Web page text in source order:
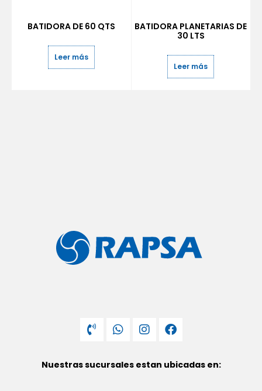
BATIDORA DE 60 QTS
Leer más
BATIDORA PLANETARIAS DE
30 LTS
Leer más
Nuestras sucursales estan ubicadas en: